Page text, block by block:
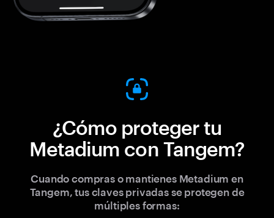
¿Cómo proteger tu
Metadium con Tangem?
Cuando compras o mantienes Metadium en
Tangem, tus claves privadas se protegen de
múltiples formas: